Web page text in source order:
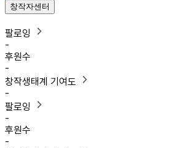
창작자센터
팔로잉
-
후원수
-
창작생태계 기여도
-
팔로잉
-
후원수
-